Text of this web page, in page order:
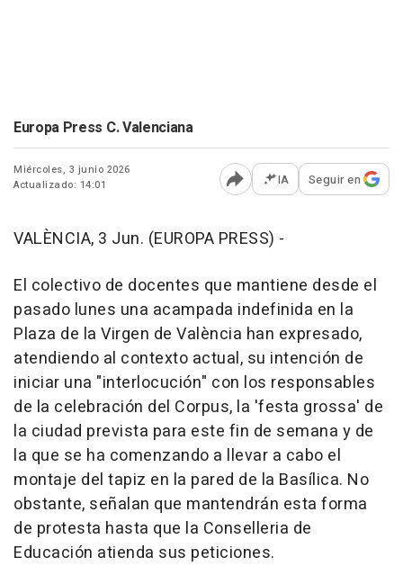
Europa Press C. Valenciana
Miércoles, 3 junio 2026
Actualizado: 14:01
Abrir opciones para
IA Seguir en
VALÈNCIA, 3 Jun. (EUROPA PRESS) -
El colectivo de docentes que mantiene desde el
pasado lunes una acampada indefinida en la
Plaza de la Virgen de València han expresado,
atendiendo al contexto actual, su intención de
iniciar una "interlocución" con los responsables
de la celebración del Corpus, la 'festa grossa' de
la ciudad prevista para este fin de semana y de
la que se ha comenzando a llevar a cabo el
montaje del tapiz en la pared de la Basílica. No
obstante, señalan que mantendrán esta forma
de protesta hasta que la Conselleria de
Educación atienda sus peticiones.